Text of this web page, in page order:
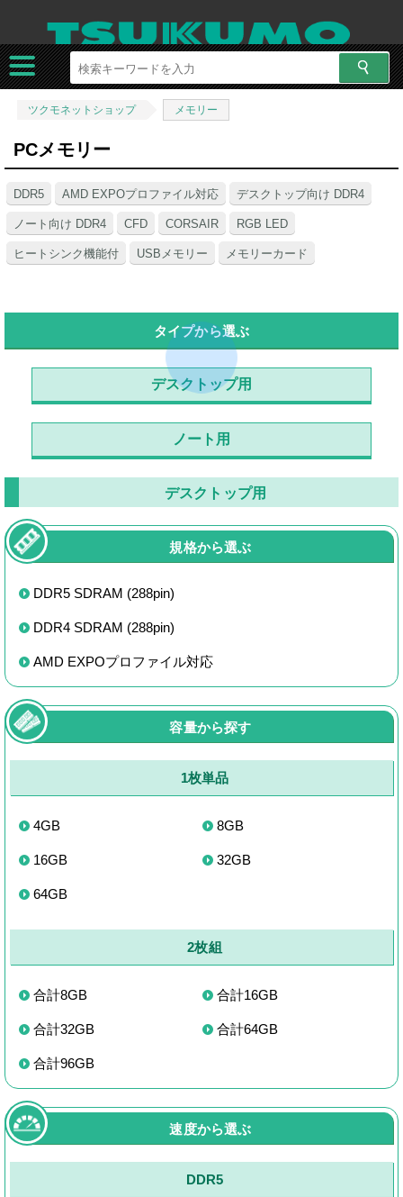
ツクモネットショップ メモリー
PCメモリー
DDR5 AMD EXPOプロファイル対応 デスクトップ向け DDR4
ノート向け DDR4 CFD CORSAIR RGB LED
ヒートシンク機能付 USBメモリー メモリーカード
タイプから選ぶ
デスクトップ用
ノート用
デスクトップ用
規格から選ぶ
DDR5 SDRAM (288pin)
DDR4 SDRAM (288pin)
AMD EXPOプロファイル対応
容量から探す
1枚単品
4GB 8GB
16GB 32GB
64GB
2枚組
合計8GB 合計16GB
合計32GB 合計64GB
合計96GB
速度から選ぶ
DDR5